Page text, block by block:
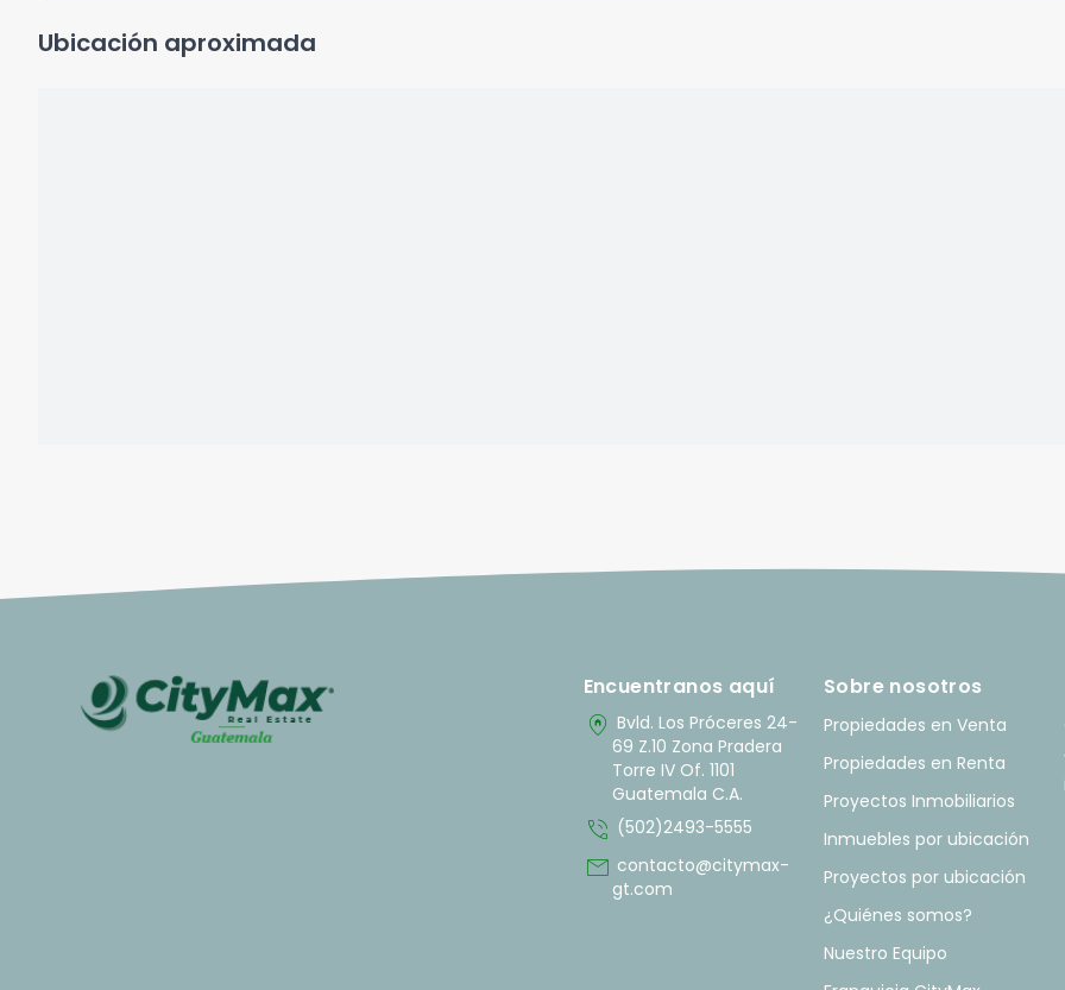
Ubicación aproximada
Encuentranos aquí
home_pin Bvld. Los Próceres 24-
69 Z.10 Zona Pradera
Torre IV Of. 1101
Guatemala C.A.
phone_in_talk (502)2493-5555
mail contacto@citymax-
gt.com
Sobre nosotros
Propiedades en Venta
Propiedades en Renta
Proyectos Inmobiliarios
Inmuebles por ubicación
Proyectos por ubicación
¿Quiénes somos?
Nuestro Equipo